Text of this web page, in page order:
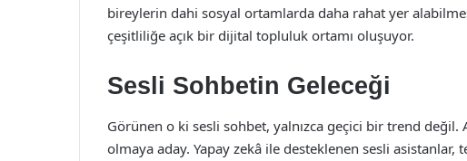
bireylerin dahi sosyal ortamlarda daha rahat yer
çeşitliliğe açık bir dijital topluluk ortamı oluşuyor.
Sesli Sohbetin Geleceği
Görünen o ki sesli sohbet, yalnızca geçici bir trend
olmaya aday. Yapay zekâ ile desteklenen sesli asistanlar,